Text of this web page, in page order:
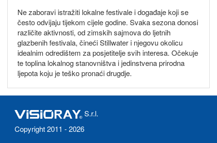
Ne zaboravi istražiti lokalne festivale i događaje koji se
često odvijaju tijekom cijele godine. Svaka sezona donosi
različite aktivnosti, od zimskih sajmova do ljetnih
glazbenih festivala, čineći Stillwater i njegovu okolicu
idealnim odredištem za posjetitelje svih interesa. Očekuje
te toplina lokalnog stanovništva i jedinstvena prirodna
ljepota koju je teško pronaći drugdje.
S.r.l.
Copyright 2011 - 2026